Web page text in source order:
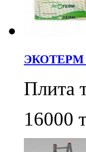
ЭКОТЕРМ
Плита
16000